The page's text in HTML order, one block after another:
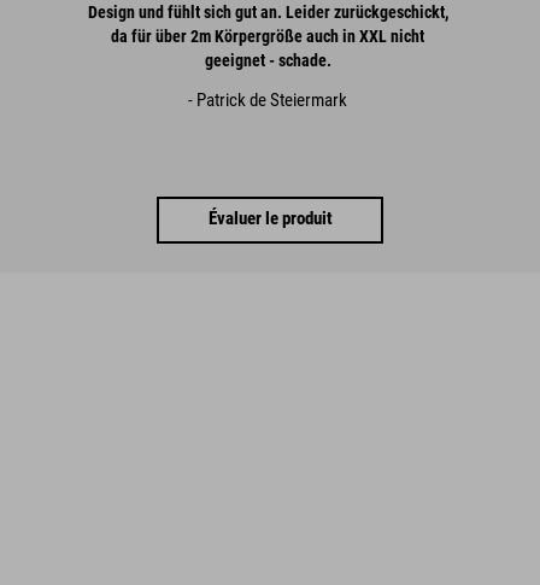
Design und fühlt sich gut an. Leider zurückgeschickt,
da für über 2m Körpergröße auch in XXL nicht
geeignet - schade.
- Patrick de Steiermark
Évaluer le produit